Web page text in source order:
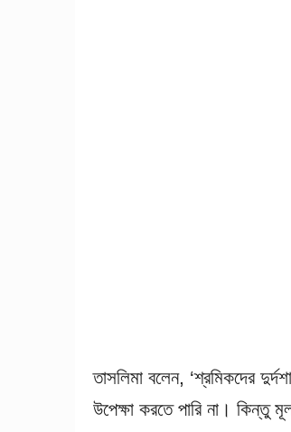
তাসলিমা বলেন, ‘শ্রমিকদের
উপেক্ষা করতে পারি না। কিন্তু